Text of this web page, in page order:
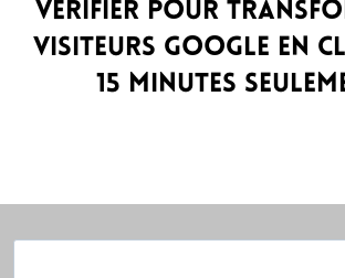
vérifier pour
visiteurs Google en
15 minutes